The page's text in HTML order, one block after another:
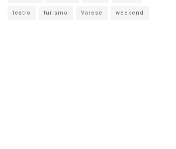
teatro turismo Varese weekend